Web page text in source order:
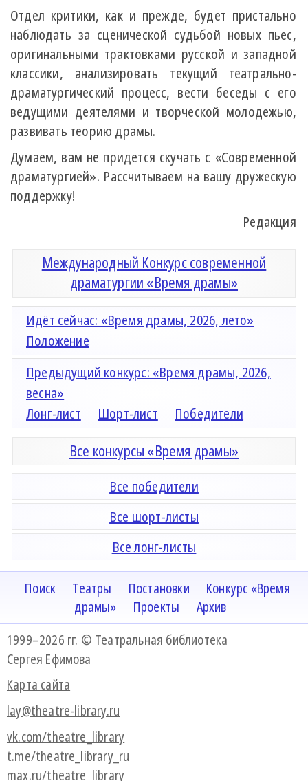
Отдел критики, как и прежде, будет пристально
наблюдать за сценической судьбой новых пьес,
оригинальными трактовками русской и западной
классики, анализировать текущий театрально-
драматургический процесс, вести беседы с его
ведущими деятелями и творческой молодежью,
развивать теорию драмы.
Думаем, вам не придется скучать с «Современной
драматургией». Рассчитываем на вашу дружескую
поддержку!
Редакция
Международный Конкурс современной
драматургии «Время драмы»
Идёт сейчас: «Время драмы, 2026, лето»
Положение
Предыдущий конкурс: «Время драмы, 2026,
весна»
Лонг-лист
Шорт-лист Победители
Все конкурсы «Время драмы»
Все победители
Все шорт-листы
Все лонг-листы
Поиск Театры Постановки
Конкурс «Время
драмы»
Проекты
Архив
1999–2026 гг. © Театральная библиотека
Сергея Ефимова
Карта сайта
lay@theatre-library.ru
vk.com/theatre_library
t.me/theatre_library_ru
max.ru/theatre_library